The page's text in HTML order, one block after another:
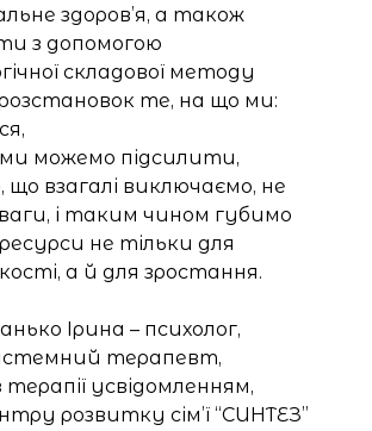
здоров’я, а також
з допомогою
складової методу
те, на що ми:
ми можемо підсилити,
що взагалі виключаємо, не
і таким чином губимо
ресурси не тільки для
а й для зростання.
Ірина – психолог,
терапевт,
терапії усвідомленням,
розвитку сім’ї “СИНТЕЗ”